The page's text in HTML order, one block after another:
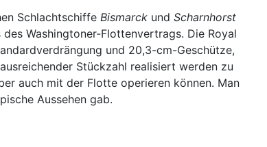
Schlachtschiffe Bismarck und Scharnhorst
Washingtoner-Flottenvertrags. Die Royal
und 20,3-cm-Geschütze,
Stückzahl realisiert werden zu
auch mit der Flotte operieren können. Man
Aussehen gab.